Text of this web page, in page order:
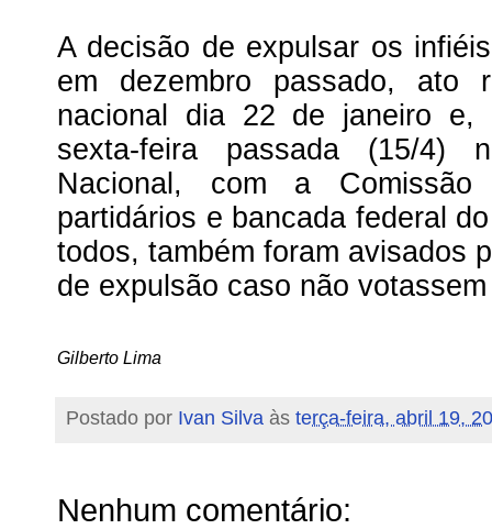
A decisão de expulsar os
em dezembro passado, ato
nacional dia 22 de janeiro e,
sexta-feira passada (15/4)
Nacional, com a
partidários e bancada federal
todos, também foram avisados
de expulsão caso não
Gilberto Lima
Postado por Ivan Silva às terça-feira, abril 19,
Nenhum comentário: